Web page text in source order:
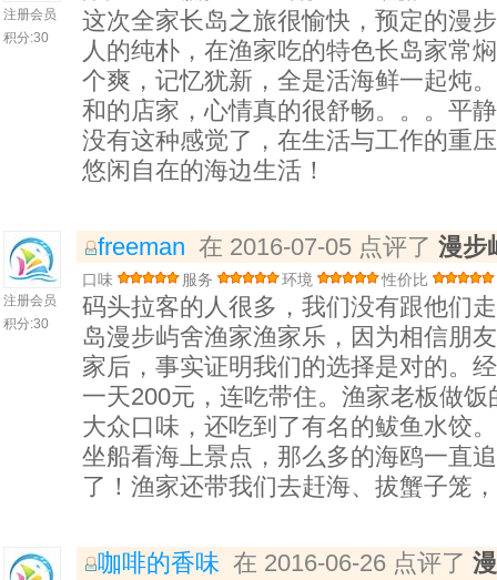
注册会员
积分:30
这次全家长岛之旅很愉快，预定的漫
人的纯朴，在渔家吃的特色长岛家常
个爽，记忆犹新，全是活海鲜一起炖
和的店家，心情真的很舒畅。。。平
没有这种感觉了，在生活与工作的重
悠闲自在的海边生活！
注册会员
积分:30
freeman 在 2016-07-05 点评了 漫步
口味 服务 环境 性价比
码头拉客的人很多，我们没有跟他们
岛漫步屿舍渔家渔家乐，因为相信朋
家后，事实证明我们的选择是对的。
一天200元，连吃带住。渔家老板做
大众口味，还吃到了有名的鲅鱼水饺
坐船看海上景点，那么多的海鸥一直
了！渔家还带我们去赶海、拔蟹子笼
咖啡的香味 在 2016-06-26 点评了